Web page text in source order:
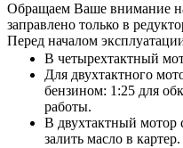
Обращаем Ваше внимание
заправлено только в
Перед началом
В четырехтактный
Для двухтактного
бензином: 1:25 для
работы.
В двухтактный мотор
залить масло в картер.